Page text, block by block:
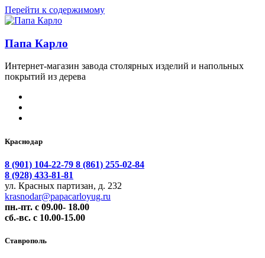
Перейти к содержимому
Папа Карло
Интернет-магазин завода столярных изделий и напольных
покрытий из дерева
Краснодар
8 (901) 104-22-79 8 (861) 255-02-84
8 (928) 433-81-81
ул. Красных партизан, д. 232
krasnodar@papacarloyug.ru
пн.-пт. с 09.00- 18.00
сб.-вс. с 10.00-15.00
Ставрополь